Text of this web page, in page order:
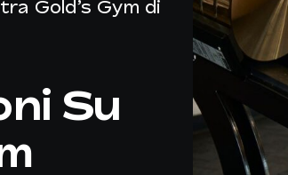
Gold’s Gym di
Su